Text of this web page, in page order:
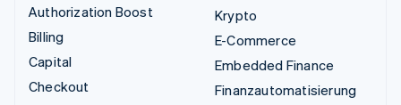
Authorization Boost
Billing
Capital
Checkout
Krypto
E-Commerce
Embedded Finance
Finanzautomatisierung